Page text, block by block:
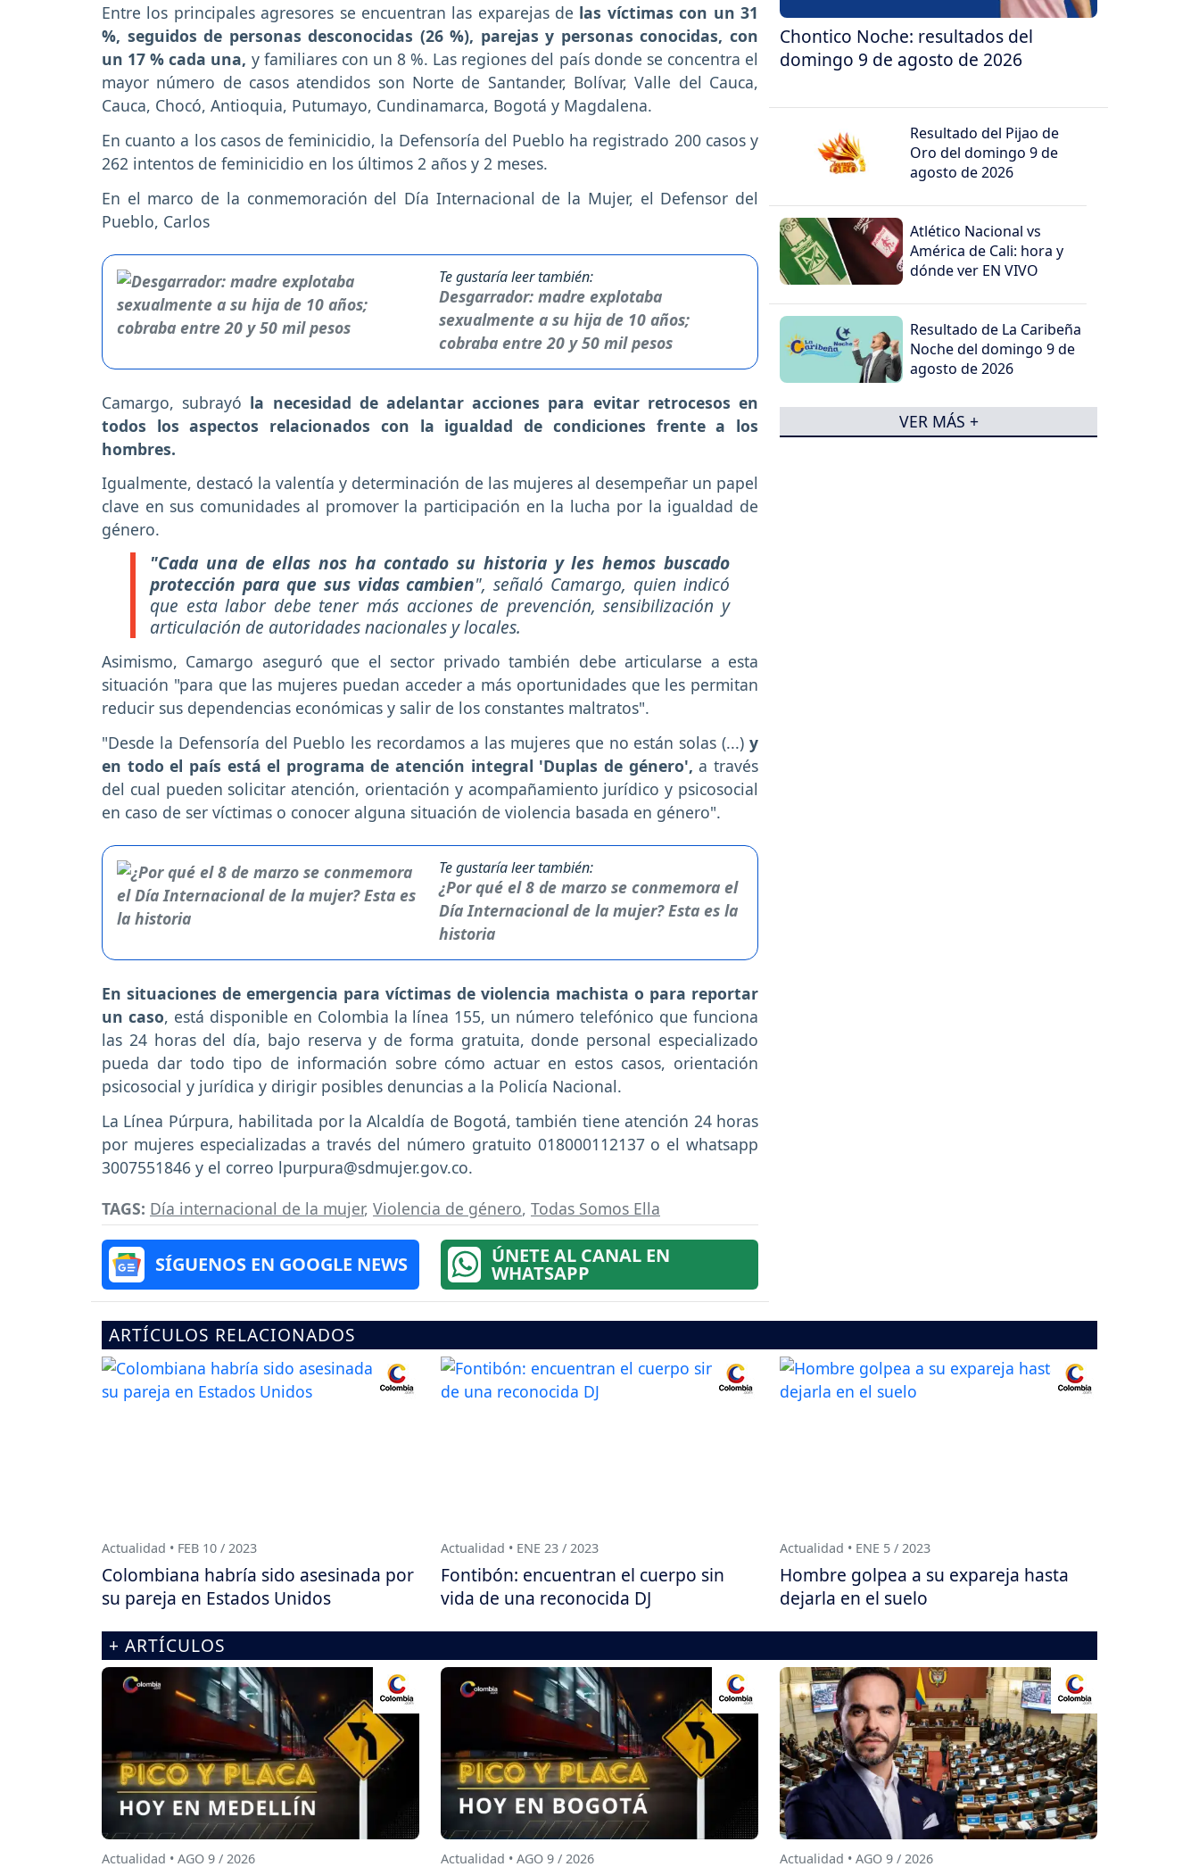
Entre los principales agresores se encuentran las exparejas de las víctimas con un 31
%, seguidos de personas desconocidas (26 %), parejas y personas conocidas, con
un 17 % cada una, y familiares con un 8 %. Las regiones del país donde se concentra el
mayor número de casos atendidos son Norte de Santander, Bolívar, Valle del Cauca,
Cauca, Chocó, Antioquia, Putumayo, Cundinamarca, Bogotá y Magdalena.
En cuanto a los casos de feminicidio, la Defensoría del Pueblo ha registrado 200 casos y
262 intentos de feminicidio en los últimos 2 años y 2 meses.
En el marco de la conmemoración del Día Internacional de la Mujer, el Defensor del
Pueblo, Carlos
Te gustaría leer también:
Desgarrador: madre explotaba
sexualmente a su hija de 10 años;
cobraba entre 20 y 50 mil pesos
Camargo, subrayó la necesidad de adelantar acciones para evitar retrocesos en
todos los aspectos relacionados con la igualdad de condiciones frente a los
hombres.
Igualmente, destacó la valentía y determinación de las mujeres al desempeñar un papel
clave en sus comunidades al promover la participación en la lucha por la igualdad de
género.
"Cada una de ellas nos ha contado su historia y les hemos buscado
protección para que sus vidas cambien", señaló Camargo, quien indicó
que esta labor debe tener más acciones de prevención, sensibilización y
articulación de autoridades nacionales y locales.
Asimismo, Camargo aseguró que el sector privado también debe articularse a esta
situación "para que las mujeres puedan acceder a más oportunidades que les permitan
reducir sus dependencias económicas y salir de los constantes maltratos".
"Desde la Defensoría del Pueblo les recordamos a las mujeres que no están solas (...) y
en todo el país está el programa de atención integral 'Duplas de género',a través
del cual pueden solicitar atención, orientación y acompañamiento jurídico y psicosocial
en caso de ser víctimas o conocer alguna situación de violencia basada en género".
Te gustaría leer también:
¿Por qué el 8 de marzo se conmemora el
Día Internacional de la mujer? Esta es la
historia
En situaciones de emergencia para víctimas de violencia machista o para reportar
un caso, está disponible en Colombia la línea 155, un número telefónico que funciona
las 24 horas del día, bajo reserva y de forma gratuita, donde personal especializado
pueda dar todo tipo de información sobre cómo actuar en estos casos, orientación
psicosocial y jurídica y dirigir posibles denuncias a la Policía Nacional.
La Línea Púrpura, habilitada por la Alcaldía de Bogotá, también tiene atención 24 horas
por mujeres especializadas a través del número gratuito 018000112137 o el whatsapp
3007551846 y el correo lpurpura@sdmujer.gov.co.
TAGS: Día internacional de la mujer, Violencia de género, Todas Somos Ella
SÍGUENOS EN GOOGLE NEWS ÚNETE AL CANAL EN
WHATSAPP
Chontico Noche: resultados del
domingo 9 de agosto de 2026
Resultado del Pijao de
Oro del domingo 9 de
agosto de 2026
Atlético Nacional vs
América de Cali: hora y
dónde ver EN VIVO
Resultado de La Caribeña
Noche del domingo 9 de
agosto de 2026
VER MÁS +
ARTÍCULOS RELACIONADOS
Actualidad • FEB 10 / 2023
Colombiana habría sido asesinada por
su pareja en Estados Unidos
Actualidad • ENE 23 / 2023
Fontibón: encuentran el cuerpo sin
vida de una reconocida DJ
Actualidad • ENE 5 / 2023
Hombre golpea a su expareja hasta
dejarla en el suelo
+ ARTÍCULOS
Actualidad • AGO 9 / 2026 Actualidad • AGO 9 / 2026 Actualidad • AGO 9 / 2026